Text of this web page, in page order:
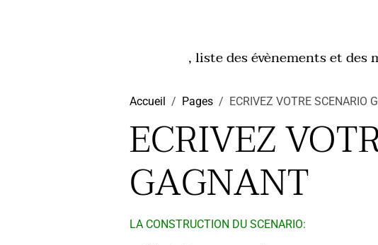
, liste des évènements et des
Accueil Pages ECRIVEZ VOTRE SCENARIO
ECRIVEZ
GAGNANT
LA CONSTRUCTION DU SCENARIO: